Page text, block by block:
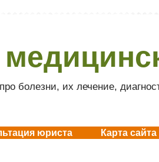
болезни, их лечение,
юриста Карта сайта